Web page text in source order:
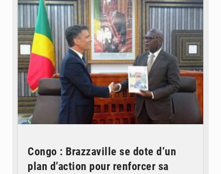
Congo : Brazzaville se dote d’un
plan d’action pour renforcer sa